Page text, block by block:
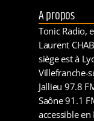
A propos
Tonic Radio,
Laurent
siège est à
Villefranche-
Jallieu 97.8
Saône 91.1
accessible